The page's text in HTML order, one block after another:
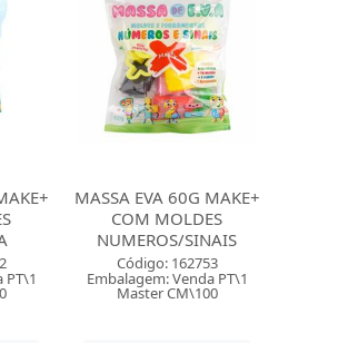
PT\1
MASSA EVA 60G MAKE+
COM MOLDES
NUMEROS/SINAIS
Código: 162753
Embalagem: Venda PT\1
Master CM\100